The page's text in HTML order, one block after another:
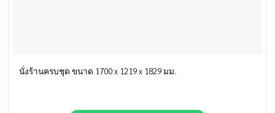
นั่งร้านครบชุด ขนาด 1700 x 1219 x 1829 มม.